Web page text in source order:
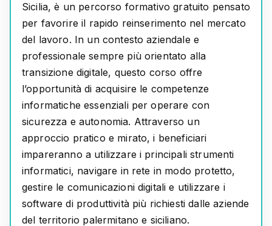
Sicilia, è un percorso formativo gratuito pensato
per favorire il rapido reinserimento nel mercato
del lavoro. In un contesto aziendale e
professionale sempre più orientato alla
transizione digitale, questo corso offre
l’opportunità di acquisire le competenze
informatiche essenziali per operare con
sicurezza e autonomia. Attraverso un
approccio pratico e mirato, i beneficiari
impareranno a utilizzare i principali strumenti
informatici, navigare in rete in modo protetto,
gestire le comunicazioni digitali e utilizzare i
software di produttività più richiesti dalle aziende
del territorio palermitano e siciliano.